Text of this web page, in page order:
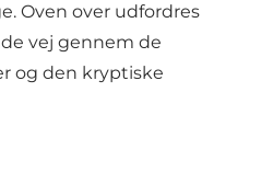
Oven over udfordres
vej gennem de
og den kryptiske